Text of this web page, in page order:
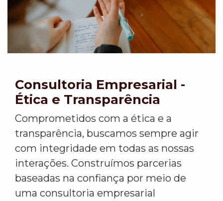
Consultoria Empresarial -
Ética e Transparência
Comprometidos com a ética e a
transparência, buscamos sempre agir
com integridade em todas as nossas
interações. Construímos parcerias
baseadas na confiança por meio de
uma consultoria empresarial